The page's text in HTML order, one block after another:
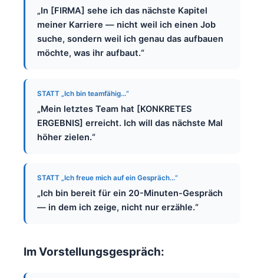
„In [FIRMA] sehe ich das nächste Kapitel
meiner Karriere — nicht weil ich einen Job
suche, sondern weil ich genau das aufbauen
möchte, was ihr aufbaut.“
STATT „Ich bin teamfähig…“
„Mein letztes Team hat [KONKRETES
ERGEBNIS] erreicht. Ich will das nächste Mal
höher zielen.“
STATT „Ich freue mich auf ein Gespräch…“
„Ich bin bereit für ein 20-Minuten-Gespräch
— in dem ich zeige, nicht nur erzähle.“
Im Vorstellungsgespräch: